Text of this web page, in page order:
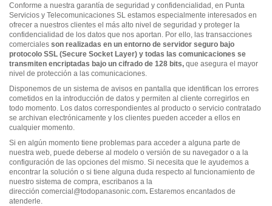
Conforme a nuestra garantía de seguridad y confidencialidad, en Punta
Servicios y Telecomunicaciones SL estamos especialmente interesados en
ofrecer a nuestros clientes el más alto nivel de seguridad y proteger la
confidencialidad de los datos que nos aportan. Por ello, las transacciones
comerciales son realizadas en un entorno de servidor seguro bajo
protocolo SSL (Secure Socket Layer) y todas las comunicaciones se
transmiten encriptadas bajo un cifrado de 128 bits, que asegura el mayor
nivel de protección a las comunicaciones.
Disponemos de un sistema de avisos en pantalla que identifican los errores
cometidos en la introducción de datos y permiten al cliente corregirlos en
todo momento. Los datos correspondientes al producto o servicio contratado
se archivan electrónicamente y los clientes pueden acceder a ellos en
cualquier momento.
Si en algún momento tiene problemas para acceder a alguna parte de
nuestra web, puede deberse al modelo o versión de su navegador o a la
configuración de las opciones del mismo. Si necesita que le ayudemos a
encontrar la solución o si tiene alguna duda respecto al funcionamiento de
nuestro sistema de compra, escribanos a la
dirección comercial@todopanasonic.com. Estaremos encantados de
atenderle.